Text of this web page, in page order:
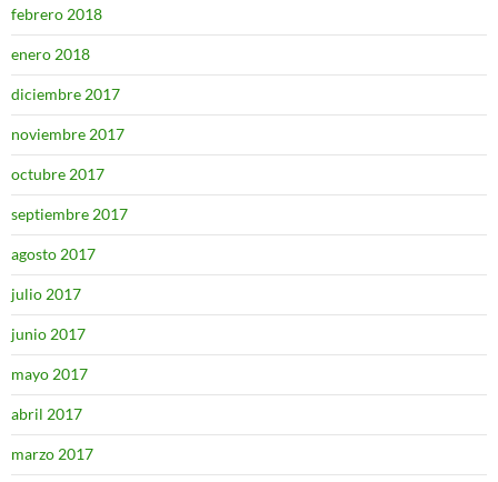
febrero 2018
enero 2018
diciembre 2017
noviembre 2017
octubre 2017
septiembre 2017
agosto 2017
julio 2017
junio 2017
mayo 2017
abril 2017
marzo 2017